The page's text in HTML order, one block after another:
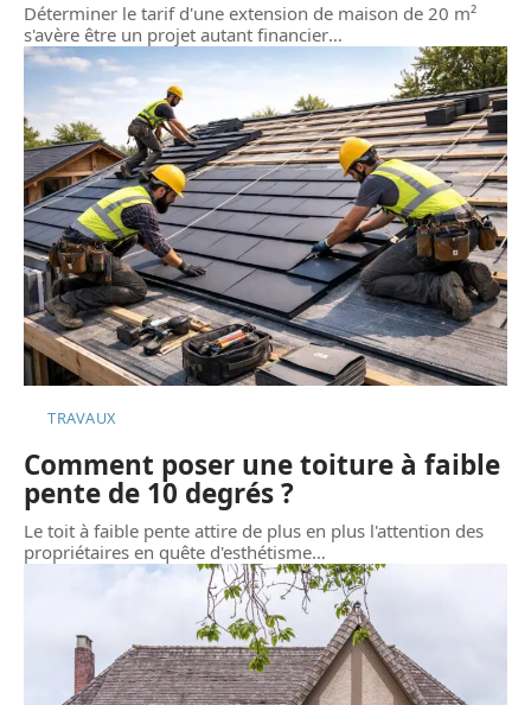
Déterminer le tarif d'une extension de maison de 20 m²
s'avère être un projet autant financier…
TRAVAUX
Comment poser une toiture à faible
pente de 10 degrés ?
Le toit à faible pente attire de plus en plus l'attention des
propriétaires en quête d'esthétisme…